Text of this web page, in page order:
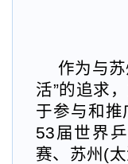
作为与
活”的追求
于参与和
53届世界
赛、苏州(